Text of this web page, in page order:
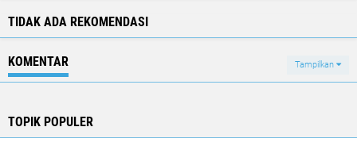
TIDAK ADA REKOMENDASI
KOMENTAR Tampilkan
TOPIK POPULER